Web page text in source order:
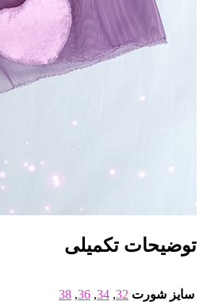
توضیحات تکمیلی
سایز شورت 32
,
34
,
36
,
38